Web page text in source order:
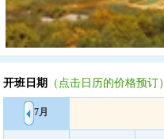
开班日期 （点击日历的价格预订）
7月